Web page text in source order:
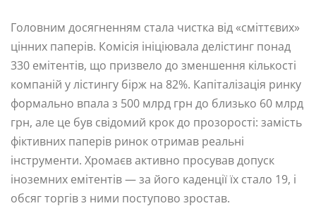
Головним досягненням стала чистка від «сміттєвих»
цінних паперів. Комісія ініціювала делістинг понад
330 емітентів, що призвело до зменшення кількості
компаній у лістингу бірж на 82%. Капіталізація ринку
формально впала з 500 млрд грн до близько 60 млрд
грн, але це був свідомий крок до прозорості: замість
фіктивних паперів ринок отримав реальні
інструменти. Хромаєв активно просував допуск
іноземних емітентів — за його каденції їх стало 19, і
обсяг торгів з ними поступово зростав.